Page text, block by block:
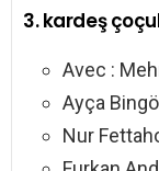
3. kardeş
Avec :
Ayça
Nur